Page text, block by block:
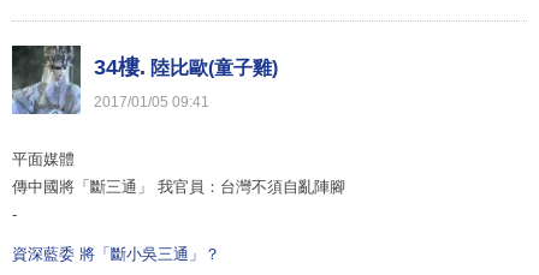
34樓. 陸比歐(童子雞)
2017/01/05 09:41
平面媒體
傳中國將「斷三通」 我官員：台灣不須自亂陣腳
-
資深藍委 將「斷小吳三通」？